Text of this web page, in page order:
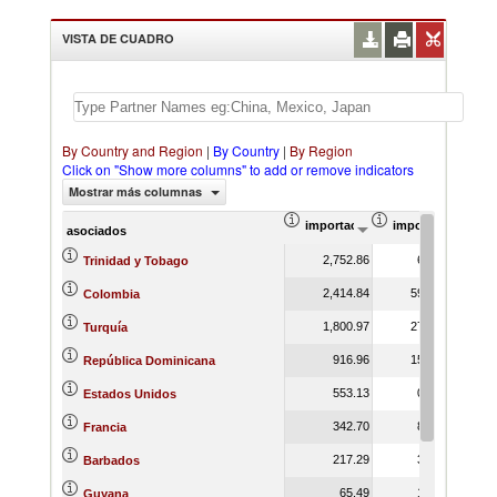
VISTA DE CUADRO
By Country and Region | By Country | By Region
Click on "Show more columns" to add or remove indicators
Mostrar más columnas
asociados importación Valor del comercio
importación
Trinidad y Tobago 2,752.86 6.85
Colombia 2,414.84 59.44
Turquía 1,800.97 27.12
República Dominicana 916.96 15.04
Estados Unidos 553.13 0.27
Francia 342.70 8.49
Barbados 217.29 3.19
Guyana 65.49 1.10